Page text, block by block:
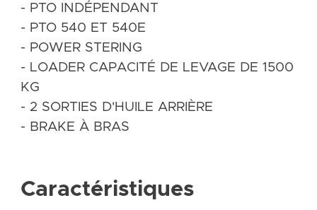
- PTO INDÉPENDANT
- PTO 540 ET 540E
- POWER STERING
- LOADER CAPACITÉ DE LEVAGE DE 1500
KG
- 2 SORTIES D'HUILE ARRIÈRE
- BRAKE À BRAS
Caractéristiques